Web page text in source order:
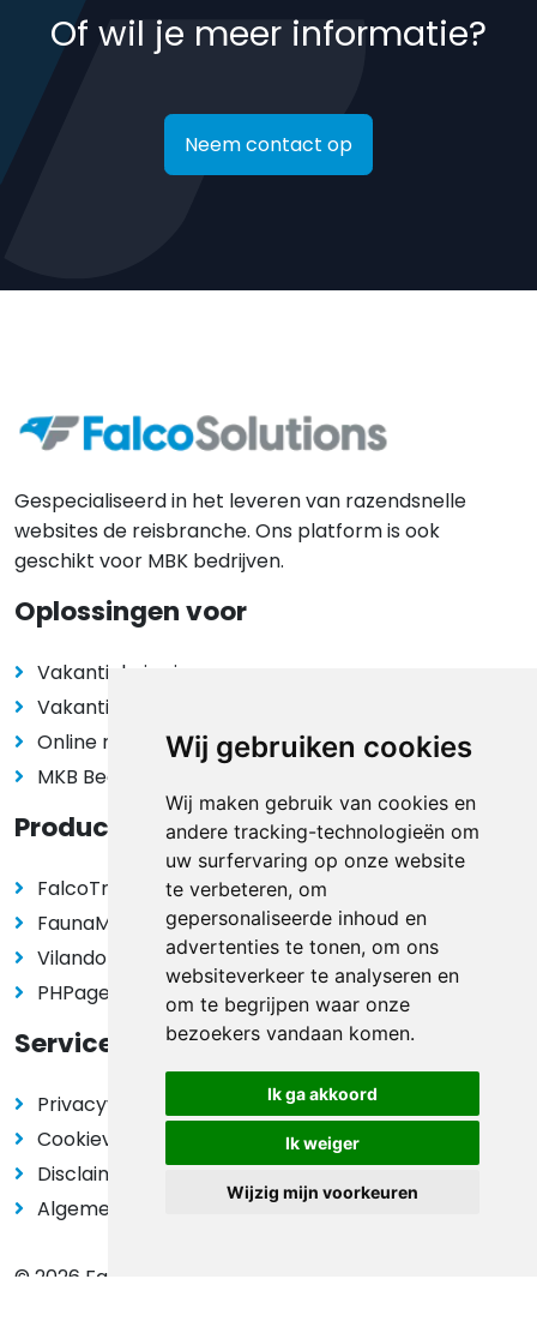
Wij gebruiken cookies
Wij maken gebruik van cookies en
andere tracking-technologieën om
uw surfervaring op onze website
te verbeteren, om
gepersonaliseerde inhoud en
advertenties te tonen, om ons
websiteverkeer te analyseren en
om te begrijpen waar onze
bezoekers vandaan komen.
Ik ga akkoord
Ik weiger
Wijzig mijn voorkeuren
Of wil je meer informatie?
Neem contact op
Gespecialiseerd in het leveren van razendsnelle
websites de reisbranche. Ons platform is ook
geschikt voor MBK bedrijven.
Oplossingen voor
Vakantiehuis eigenaren
Vakantieparken
Online reisaanbieders
MKB Bedrijven
Producten
FalcoTravel
FaunaMap
Vilando Vakantiehuizen
PHPagebuilder
Service
Privacyverklaring
Cookieverklaring
Disclaimer
Algemene voorwaarden
© 2026 FalcoSolutions